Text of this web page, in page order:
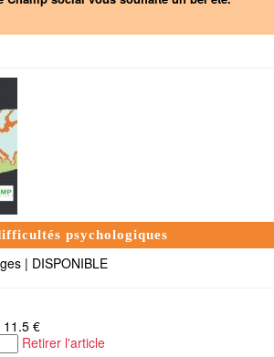
psychologiques
| DISPONIBLE
11.5 €
Retirer l'article